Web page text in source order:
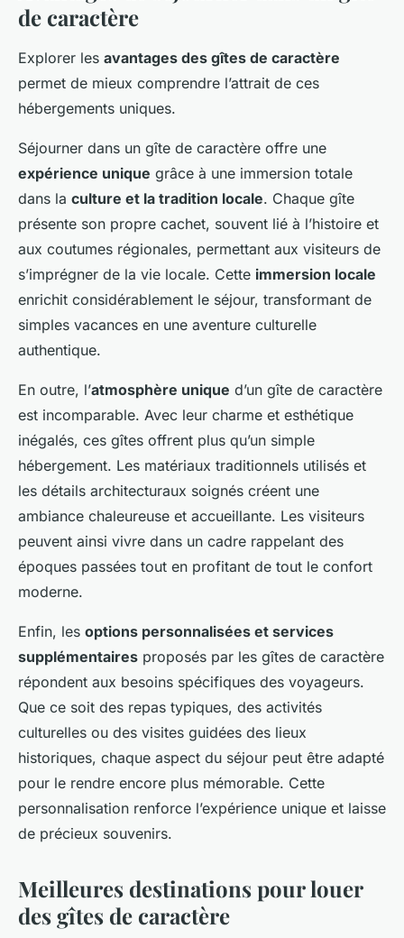
de caractère
Explorer les avantages des gîtes de caractère
permet de mieux comprendre l’attrait de ces
hébergements uniques.
Séjourner dans un gîte de caractère offre une
expérience unique grâce à une immersion totale
dans la culture et la tradition locale. Chaque gîte
présente son propre cachet, souvent lié à l’histoire et
aux coutumes régionales, permettant aux visiteurs de
s’imprégner de la vie locale. Cette immersion locale
enrichit considérablement le séjour, transformant de
simples vacances en une aventure culturelle
authentique.
En outre, l’atmosphère unique d’un gîte de caractère
est incomparable. Avec leur charme et esthétique
inégalés, ces gîtes offrent plus qu’un simple
hébergement. Les matériaux traditionnels utilisés et
les détails architecturaux soignés créent une
ambiance chaleureuse et accueillante. Les visiteurs
peuvent ainsi vivre dans un cadre rappelant des
époques passées tout en profitant de tout le confort
moderne.
Enfin, les options personnalisées et services
supplémentaires proposés par les gîtes de caractère
répondent aux besoins spécifiques des voyageurs.
Que ce soit des repas typiques, des activités
culturelles ou des visites guidées des lieux
historiques, chaque aspect du séjour peut être adapté
pour le rendre encore plus mémorable. Cette
personnalisation renforce l’expérience unique et laisse
de précieux souvenirs.
Meilleures destinations pour louer
des gîtes de caractère